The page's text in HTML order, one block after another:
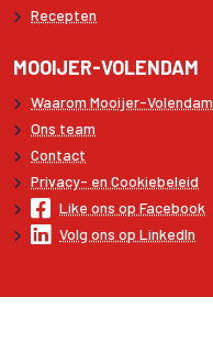
Recepten
MOOIJER-VOLENDAM
Waarom Mooijer-Volendam
Ons team
Contact
Privacy- en Cookiebeleid
Like ons op Facebook
Volg ons op LinkedIn